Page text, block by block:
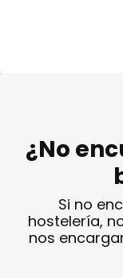
¿No
Si no
hostelería,
nos